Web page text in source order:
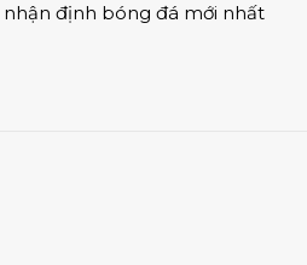
nhận định bóng đá mới nhất